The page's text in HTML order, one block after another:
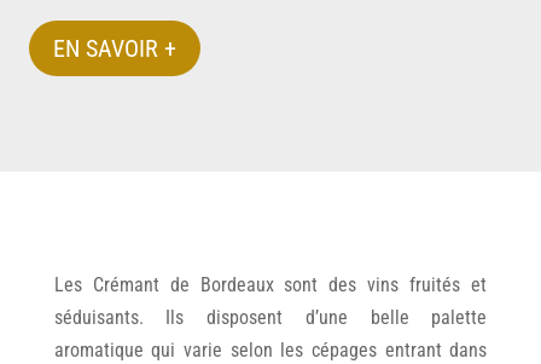
EN SAVOIR +
Les Crémant de Bordeaux sont des vins fruités et
séduisants. Ils disposent d’une belle palette
aromatique qui varie selon les cépages entrant dans